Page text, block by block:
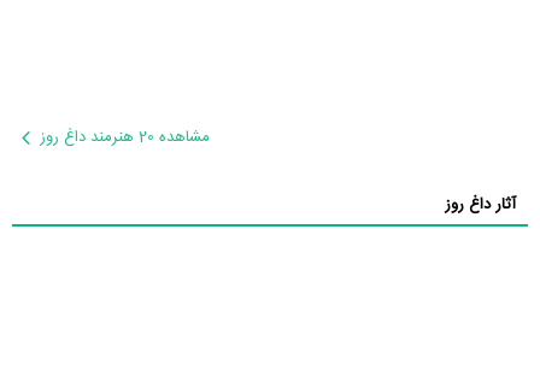
مشاهده 20 هنرمند داغ روز
آثار داغ روز